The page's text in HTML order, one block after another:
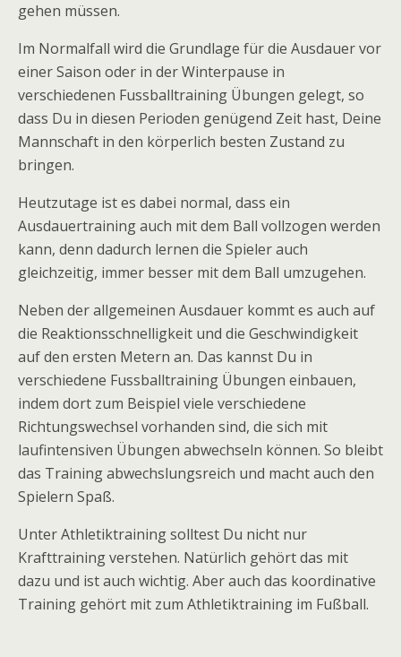
gehen müssen.
Im Normalfall wird die Grundlage für die Ausdauer vor
einer Saison oder in der Winterpause in
verschiedenen Fussballtraining Übungen gelegt, so
dass Du in diesen Perioden genügend Zeit hast, Deine
Mannschaft in den körperlich besten Zustand zu
bringen.
Heutzutage ist es dabei normal, dass ein
Ausdauertraining auch mit dem Ball vollzogen werden
kann, denn dadurch lernen die Spieler auch
gleichzeitig, immer besser mit dem Ball umzugehen.
Neben der allgemeinen Ausdauer kommt es auch auf
die Reaktionsschnelligkeit und die Geschwindigkeit
auf den ersten Metern an. Das kannst Du in
verschiedene Fussballtraining Übungen einbauen,
indem dort zum Beispiel viele verschiedene
Richtungswechsel vorhanden sind, die sich mit
laufintensiven Übungen abwechseln können. So bleibt
das Training abwechslungsreich und macht auch den
Spielern Spaß.
Unter Athletiktraining solltest Du nicht nur
Krafttraining verstehen. Natürlich gehört das mit
dazu und ist auch wichtig. Aber auch das koordinative
Training gehört mit zum Athletiktraining im Fußball.